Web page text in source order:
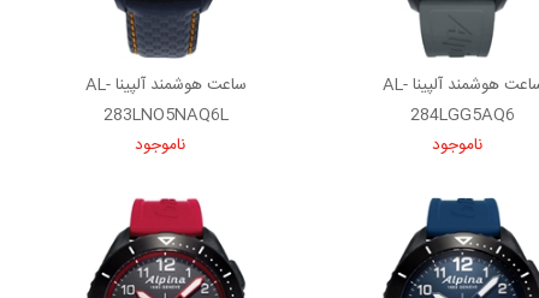
ساعت هوشمند آلپینا AL-
284LGG5AQ6
ناموجود
ساعت هوشمند آلپینا AL-
283LNO5NAQ6L
ناموجود